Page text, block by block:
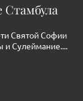
Стамбула
Святой Софии
и Сулеймание....